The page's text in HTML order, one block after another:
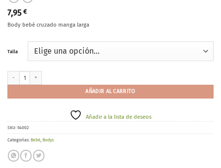
7,95 €
Body bebé cruzado manga larga
Talla
AÑADIR AL CARRITO
Añadir a la lista de deseos
SKU: 54002
Categorías: Bebé Bodys